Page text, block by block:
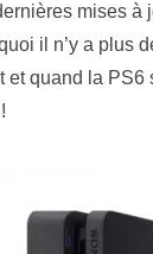
mises à
il n’y a plus
et quand la